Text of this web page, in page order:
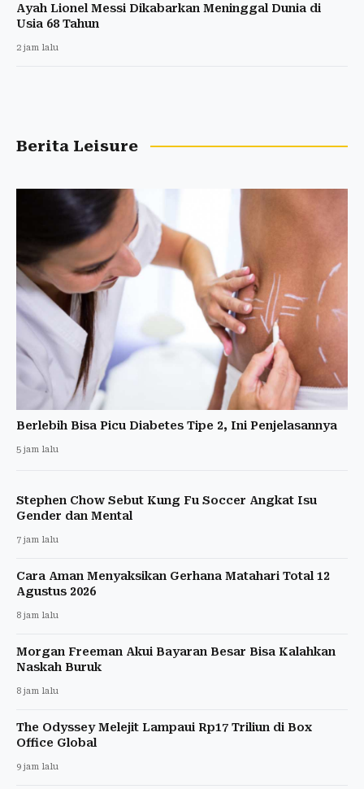
Ayah Lionel Messi Dikabarkan Meninggal Dunia di
Usia 68 Tahun
2 jam lalu
Berita Leisure
Berlebih Bisa Picu Diabetes Tipe 2, Ini Penjelasannya
5 jam lalu
Stephen Chow Sebut Kung Fu Soccer Angkat Isu
Gender dan Mental
7 jam lalu
Cara Aman Menyaksikan Gerhana Matahari Total 12
Agustus 2026
8 jam lalu
Morgan Freeman Akui Bayaran Besar Bisa Kalahkan
Naskah Buruk
8 jam lalu
The Odyssey Melejit Lampaui Rp17 Triliun di Box
Office Global
9 jam lalu